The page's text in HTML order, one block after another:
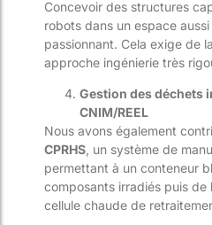
Concevoir des structures
robots dans un espace
passionnant. Cela exige de
approche ingénierie très
Gestion des déchets
CNIM/REEL
Nous avons également
CPRHS , un système de
permettant à un conteneur
composants irradiés puis de
cellule chaude de